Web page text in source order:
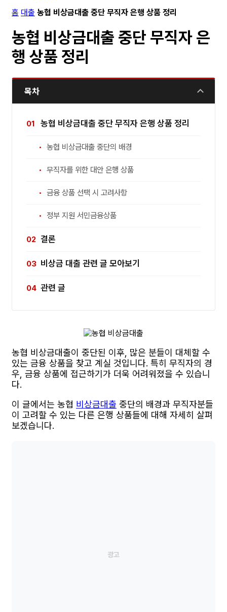
홈 대출 농협 비상금대출 중단 무직자 은행 상품 정리
농협 비상금대출 중단 무직자 은
행 상품 정리
목차
농협 비상금대출 중단 무직자 은행 상품 정리
농협 비상금대출 중단의 배경
무직자를 위한 대안 은행 상품
금융 상품 선택 시 고려사항
정부 지원 서민금융상품
결론
비상금 대출 관련 글 모아보기
관련 글
농협 비상금대출이 중단된 이후, 많은 분들이 대체할 수
있는 금융 상품을 찾고 계실 것입니다. 특히 무직자의 경
우, 금융 상품에 접근하기가 더욱 어려워졌을 수 있습니
다.
이 글에서는 농협 비상금대출 중단의 배경과 무직자분들
이 고려할 수 있는 다른 은행 상품들에 대해 자세히 살펴
보겠습니다.